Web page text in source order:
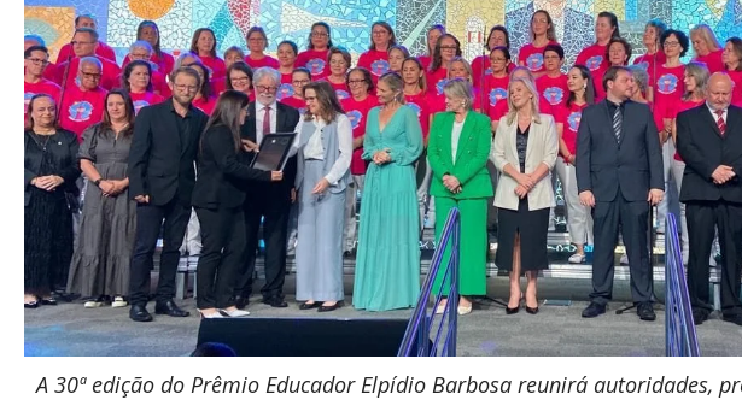
A 30ª edição do Prêmio Educador Elpídio Barbosa reunirá autoridades,